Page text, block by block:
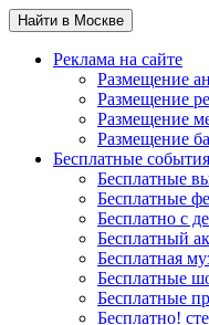
Найти в Москве
Реклама на сайте
Размещение
Размещение
Размещение
Размещение
Бесплатные события
Бесплатные
Бесплатные
Бесплатно с
Бесплатный
Бесплатная
Бесплатные
Бесплатные
Бесплатно!